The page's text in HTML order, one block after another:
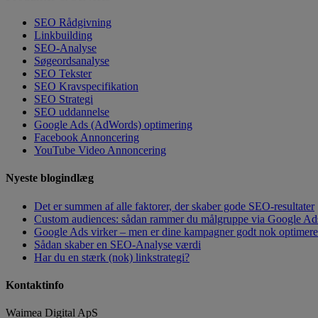
SEO Rådgivning
Linkbuilding
SEO-Analyse
Søgeordsanalyse
SEO Tekster
SEO Kravspecifikation
SEO Strategi
SEO uddannelse
Google Ads (AdWords) optimering
Facebook Annoncering
YouTube Video Annoncering
Nyeste blogindlæg
Det er summen af alle faktorer, der skaber gode SEO-resultater
Custom audiences: sådan rammer du målgruppe via Google
Google Ads virker – men er dine kampagner godt nok
Sådan skaber en SEO-Analyse værdi
Har du en stærk (nok) linkstrategi?
Kontaktinfo
Waimea Digital ApS